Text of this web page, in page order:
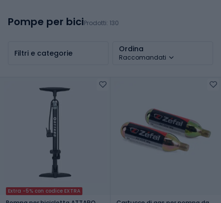
Pompe per biciProdotti: 130
Filtri e categorie Ordina
Raccomandati
Extra -5% con codice EXTRA